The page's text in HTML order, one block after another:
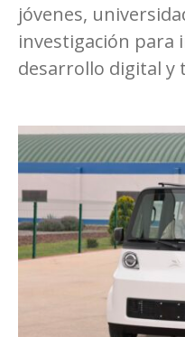
jóvenes,
investigación para
desarrollo digital y